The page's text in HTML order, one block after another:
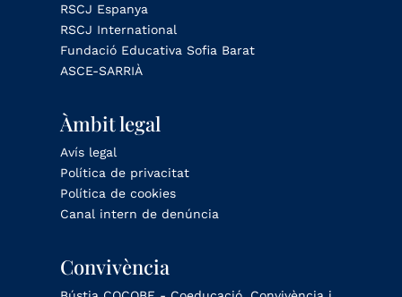
RSCJ Espanya
RSCJ International
Fundació Educativa Sofia Barat
ASCE-SARRIÀ
Àmbit legal
Avís legal
Política de privacitat
Política de cookies
Canal intern de denúncia
Convivència